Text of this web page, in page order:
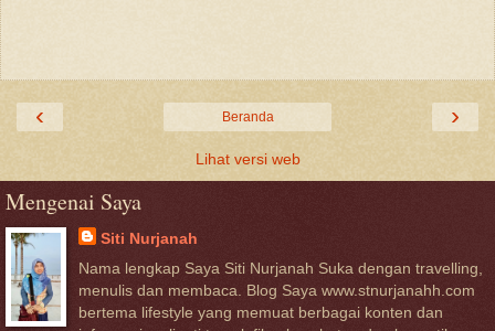
‹ ›
Beranda
Lihat versi web
Mengenai Saya
Siti Nurjanah
Nama lengkap Saya Siti Nurjanah Suka dengan travelling,
menulis dan membaca. Blog Saya www.stnurjanahh.com
bertema lifestyle yang memuat berbagai konten dan